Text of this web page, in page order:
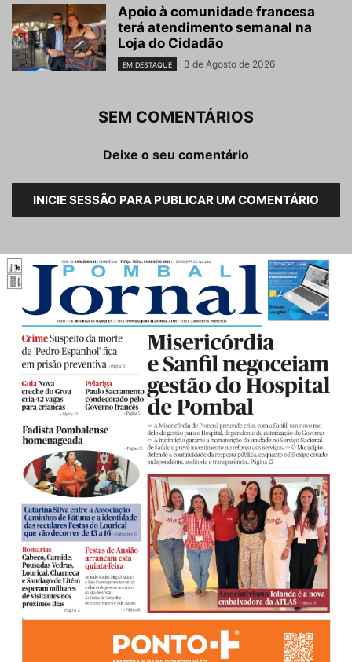
Apoio à comunidade francesa
terá atendimento semanal na
Loja do Cidadão
EM DESTAQUE 3 de Agosto de 2026
SEM COMENTÁRIOS
Deixe o seu comentário
INICIE SESSÃO PARA PUBLICAR UM COMENTÁRIO